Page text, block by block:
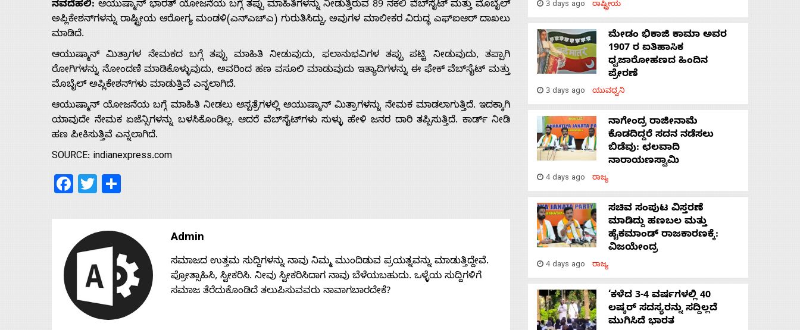
Advertise
Contact
ನವದೆಹಲಿ: ಆಯುಷ್ಮಾನ್ ಭಾರತ್ ಯೋಜನೆಯ ಬಗ್ಗೆ ತಪ್ಪು ಮಾಹಿತಿಗಳನ್ನು ನೀಡುತ್ತಿರುವ 89 ನಕಲಿ ವೆಬ್‌ಸೈಟ್ ಮತ್ತು ಮೊಬೈಲ್
ಅಪ್ಲಿಕೇಶನ್‌ಗಳನ್ನು ರಾಷ್ಟ್ರೀಯ ಆರೋಗ್ಯ ಮಂಡಳಿ(ಎನ್‌ಎಚ್‌ಎ) ಗುರುತಿಸಿದ್ದು, ಅವುಗಳ ಮಾಲೀಕರ ವಿರುದ್ಧ ಎಫ್‌ಐಆರ್ ದಾಖಲು
ಮಾಡಿದೆ.
ಆಯುಷ್ಮಾನ್ ಮಿತ್ರಾಗಳ ನೇಮಕದ ಬಗ್ಗೆ ತಪ್ಪು ಮಾಹಿತಿ ನೀಡುವುದು, ಫಲಾನುಭವಿಗಳ ತಪ್ಪು ಪಟ್ಟಿ ನೀಡುವುದು, ತಪ್ಪಾಗಿ
ರೋಗಿಗಳನ್ನು ನೋಂದಣಿ ಮಾಡಿಕೊಳ್ಳುವುದು, ಅವರಿಂದ ಹಣ ವಸೂಲಿ ಮಾಡುವುದು ಇತ್ಯಾದಿಗಳನ್ನು ಈ ಫೇಕ್ ವೆಬ್‌ಸೈಟ್ ಮತ್ತು
ಮೊಬೈಲ್ ಅಪ್ಲಿಕೇಶನ್‌ಗಳು ಮಾಡುತ್ತಿವೆ ಎನ್ನಲಾಗಿದೆ.
ಆಯುಷ್ಮಾನ್ ಯೋಜನೆಯ ಬಗ್ಗೆ ಮಾಹಿತಿ ನೀಡಲು ಆಸ್ಪತ್ರೆಗಳಲ್ಲಿ ಆಯುಷ್ಮಾನ್ ಮಿತ್ರಾಗಳನ್ನು ನೇಮಕ ಮಾಡಲಾಗುತ್ತಿದೆ. ಇದಕ್ಕಾಗಿ
ಯಾವುದೇ ನೇಮಕ ಏಜೆನ್ಸಿಗಳನ್ನು ಬಳಸಿಕೊಂಡಿಲ್ಲ. ಆದರೆ ವೆಬ್‌ಸೈಟ್‌ಗಳು ಸುಳ್ಳು ಹೇಳಿ ಜನರ ದಾರಿ ತಪ್ಪಿಸುತ್ತಿದೆ. ಕಾರ್ಡ್ ನೀಡಿ
ಹಣ ಪೀಕಿಸುತ್ತಿವೆ ಎನ್ನಲಾಗಿದೆ.
SOURCE: indianexpress.com
Facebook
Twitter
Admin
ಸಮಾಜದ ಉತ್ತಮ ಸುದ್ದಿಗಳನ್ನು ನಾವು ನಿಮ್ಮ ಮುಂದಿಡುವ ಪ್ರಯತ್ನವನ್ನು ಮಾಡುತ್ತಿದ್ದೇವೆ.
ಪ್ರೋತ್ಸಾಹಿಸಿ, ಸ್ವೀಕರಿಸಿ. ನೀವು ಸ್ವೀಕರಿಸಿದಾಗ ನಾವು ಬೆಳೆಯಬಹುದು. ಒಳ್ಳೆಯ ಸುದ್ದಿಗಳಿಗೆ
ಸಮಾಜ ತೆರೆದುಕೊಂಡಿದೆ ತಲುಪಿಸುವವರು ನಾವಾಗಬಾರದೇಕೆ?
3 days ago ರಾಷ್ಟ್ರೀಯ
ಮೇಡಂ ಭಿಕಾಜಿ ಕಾಮಾ ಅವರ
1907 ರ ಐತಿಹಾಸಿಕ
ಧ್ವಜಾರೋಹಣದ ಹಿಂದಿನ
ಪ್ರೇರಣೆ
3 days ago ಯುವಧ್ವನಿ
ನಾಗೇಂದ್ರ ರಾಜೀನಾಮೆ
ಕೊಡದಿದ್ದರೆ ಸದನ ನಡೆಸಲು
ಬಿಡೆವು: ಛಲವಾದಿ
ನಾರಾಯಣಸ್ವಾಮಿ
4 days ago ರಾಜ್ಯ
ಸಚಿವ ಸಂಪುಟ ವಿಸ್ತರಣೆ
ಮಾಡಿದ್ದು ಹಣಬಲ ಮತ್ತು
ಹೈಕಮಾಂಡ್ ರಾಜಕಾರಣಕ್ಕೆ:
ವಿಜಯೇಂದ್ರ
4 days ago ರಾಜ್ಯ
‘ಕಳೆದ 3-4 ವರ್ಷಗಳಲ್ಲಿ 40
ಲಷ್ಕರ್ ಸದಸ್ಯರನ್ನು ಸದ್ದಿಲ್ಲದೆ
ಮುಗಿಸಿದೆ ಭಾರತ